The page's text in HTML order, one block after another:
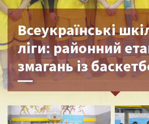
Всеукраїнські
ліги: районний
змагань із